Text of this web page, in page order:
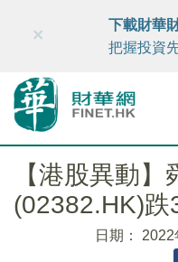
財華智庫網 FINTV
×
下載財華
把握投資
【港股異動
(02382.HK)跌
日期： 2022